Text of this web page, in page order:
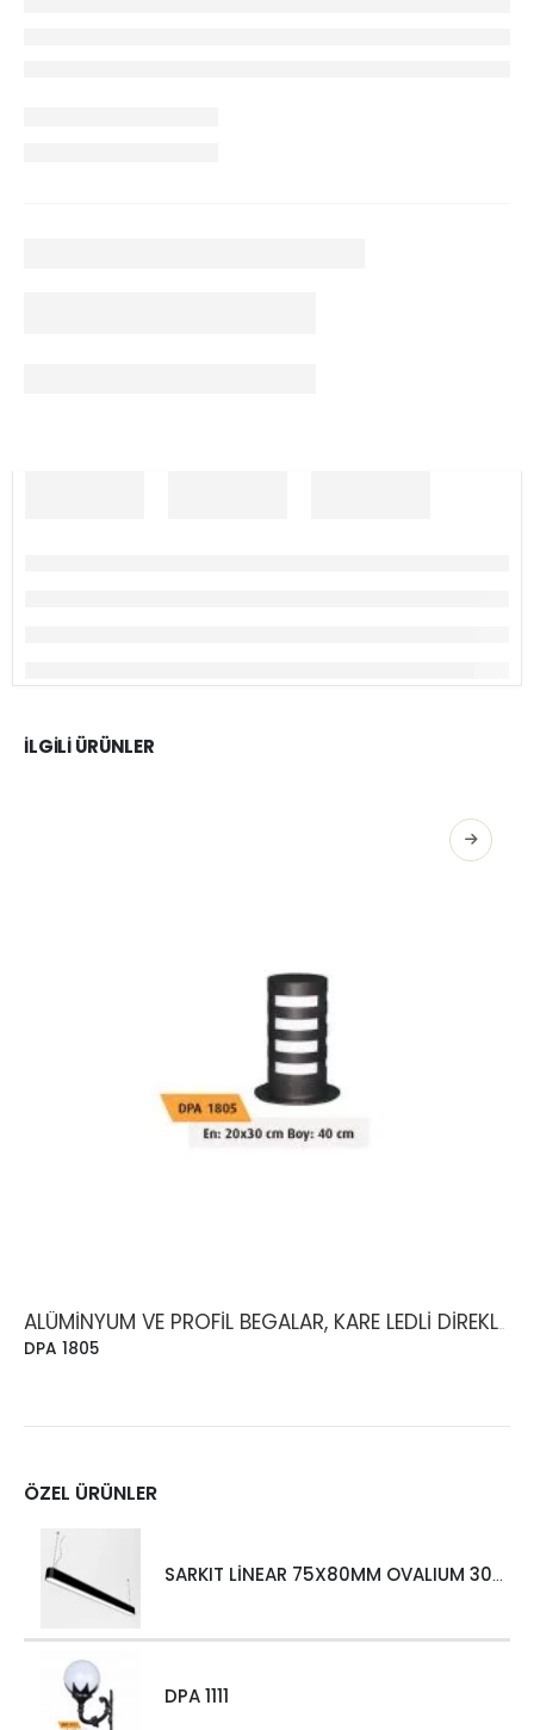
İLGILI ÜRÜNLER
DPA 1805
ÖZEL ÜRÜNLER
SARKIT LİNEAR 75X80MM OVALIUM 30W 4000 LM MT
DPA 1111